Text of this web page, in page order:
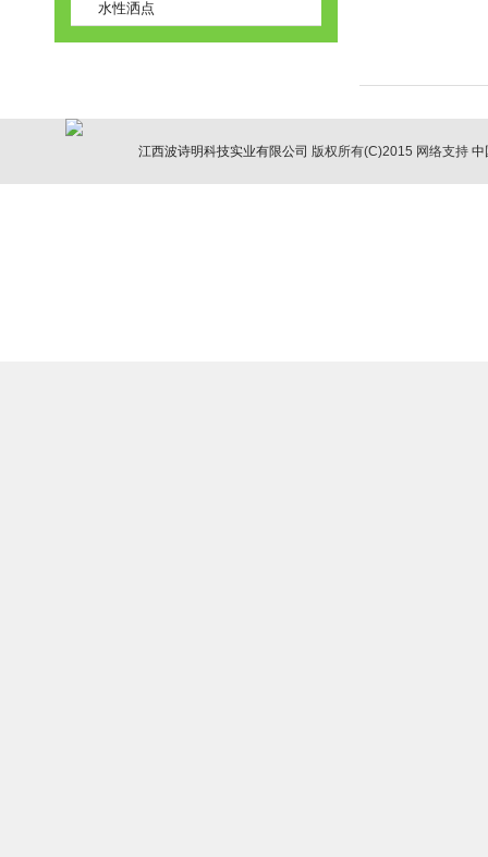
水性洒点
江西波诗明科技实业有限公司 版权所有(C)2015 网络支持 中